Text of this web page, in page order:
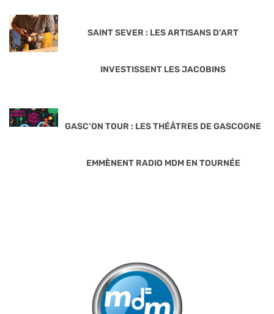
SAINT SEVER : LES ARTISANS D’ART
INVESTISSENT LES JACOBINS
GASC’ON TOUR : LES THÉÂTRES DE GASCOGNE
EMMÈNENT RADIO MDM EN TOURNÉE